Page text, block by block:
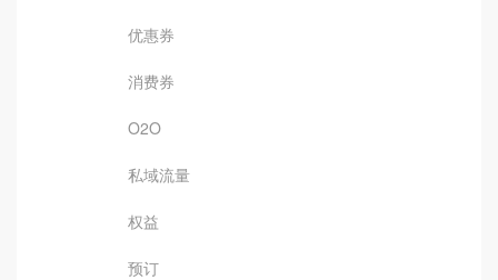
优惠券
消费券
O2O
私域流量
权益
预订